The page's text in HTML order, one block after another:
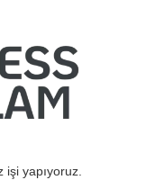
yapıyoruz.